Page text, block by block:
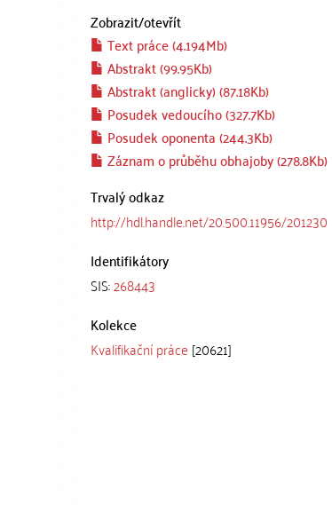
Zobrazit/otevřít
Text práce (4.194Mb)
Abstrakt (99.95Kb)
Abstrakt (anglicky) (87.18Kb)
Posudek vedoucího (327.7Kb)
Posudek oponenta (244.3Kb)
Záznam o průběhu obhajoby (278.8Kb)
Trvalý odkaz
http://hdl.handle.net/20.500.11956/201230
Identifikátory
SIS:268443
Kolekce
Kvalifikační práce [20621]